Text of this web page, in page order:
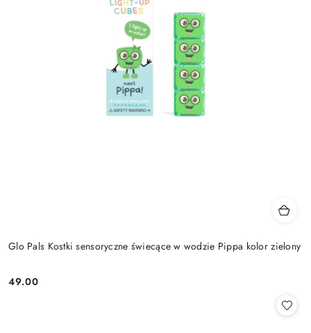
Glo Pals Kostki sensoryczne świecące w wodzie Pippa kolor zielony
Cena:
49.00